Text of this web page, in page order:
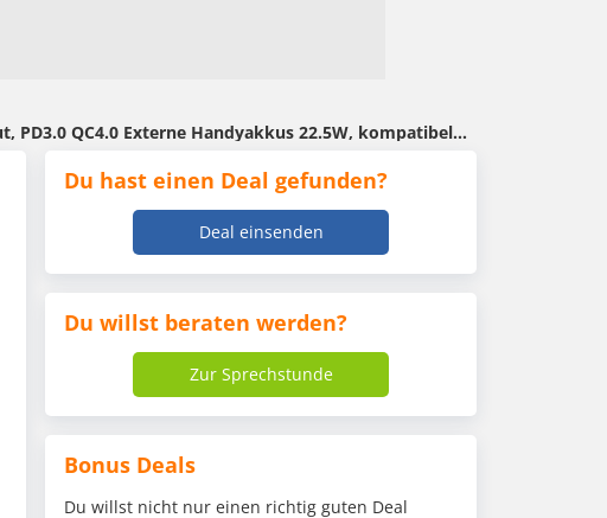
kompatibel mit iPhone 16 15 14 13 12 Pro Max Samsung S21 iPad
Du hast einen Deal gefunden?
Deal einsenden
Du willst beraten werden?
Zur Sprechstunde
Bonus Deals
Du willst nicht nur einen richtig guten Deal